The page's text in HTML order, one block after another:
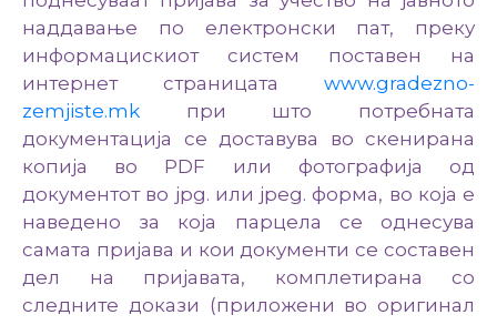
наддавање по електронски пат, преку
информацискиот систем поставен на
интернет страницата www.gradezno-
zemjiste.mk при што потребната
документација се доставува во скенирана
копија во PDF или фотографија од
документот во jpg. или jpeg. форма, во која е
наведено за која парцела се однесува
самата пријава и кои документи се составен
дел на пријавата, комплетирана со
следните докази (приложени во оригинал